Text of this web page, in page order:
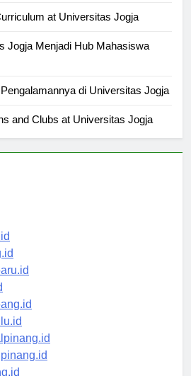
Jogja Menjadi Hub Mahasiswa